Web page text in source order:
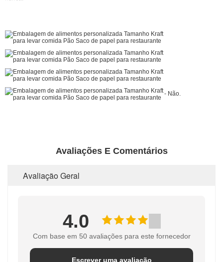
- Não.
Avaliações E Comentários
Avaliação Geral
4.0
Com base em 50 avaliações para este fornecedor
Escrever uma avaliação